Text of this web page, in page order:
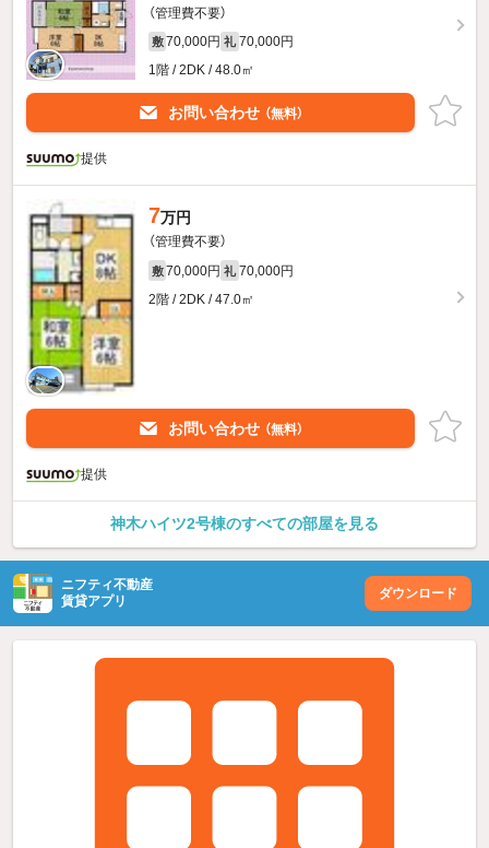
（管理費不要）
敷 70,000円 礼 70,000円
1階 / 2DK / 48.0㎡
お問い合わせ （無料）
提供
7万円
（管理費不要）
敷 70,000円 礼 70,000円
2階 / 2DK / 47.0㎡
お問い合わせ （無料）
提供
神木ハイツ2号棟のすべての部屋を見る
ニフティ不動産
賃貸アプリ
ダウンロード